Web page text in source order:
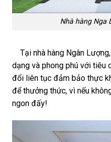
Nhà hàng Nga
Tại nhà hàng Ngân
dạng và phong phú với tiêu
đổi liên tục đảm bảo thực
để thưởng thức, vì nếu
ngon đấy!